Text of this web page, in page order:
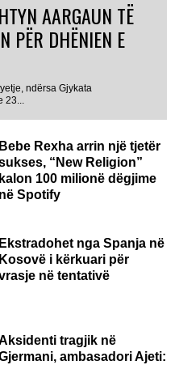
AARGAUN TË
PËR DHËNIEN E
ndërsa Gjykata
23...
Bebe Rexha arrin një tjetër
“New Religion”
kalon 100 milionë dëgjime
në Spotify
Ekstradohet nga Spanja në
Kosovë i kërkuari për
në tentativë
tragjik në
ambasadori Ajeti: